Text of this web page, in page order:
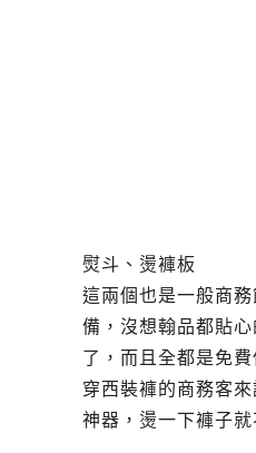
熨斗、燙褲板
這兩個也是一般商
備，沒想翰品都貼
了，而且全都是免
穿西裝褲的商務客
神器，燙一下褲子就